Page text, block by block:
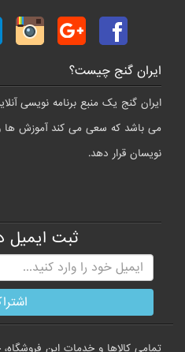
ایران گنج چیست؟
ایران گنج یک منبع برنامه نویسی
می باشد که سعی می کند آموزش ها و
نویسان قرار دهد.
ثبت ایمیل
تمامي كالاها و خدمات اين